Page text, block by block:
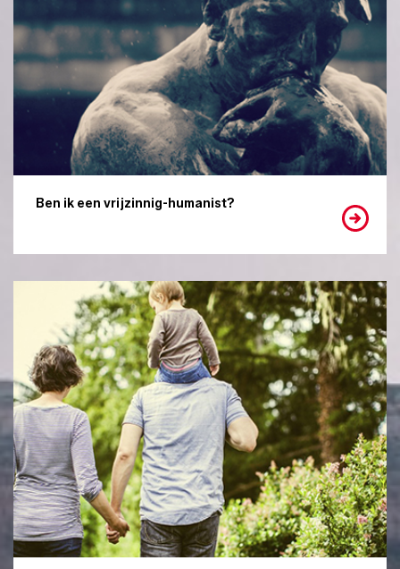
Ben ik een vrijzinnig-humanist?